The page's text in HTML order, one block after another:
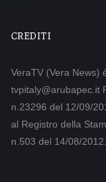
CREDITI
VeraTV (Vera News)
tvpitaly@arubapec.it
n.23296 del 12/09/
al Registro della
n.503 del 14/08/2012.